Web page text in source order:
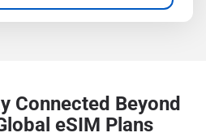
eSIM Plans